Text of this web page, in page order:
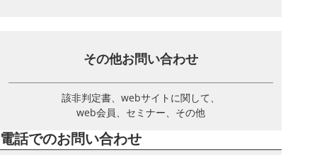
その他お問い合わせ
該非判定書、webサイトに関して、
web会員、セミナー、その他
電話でのお問い合わせ